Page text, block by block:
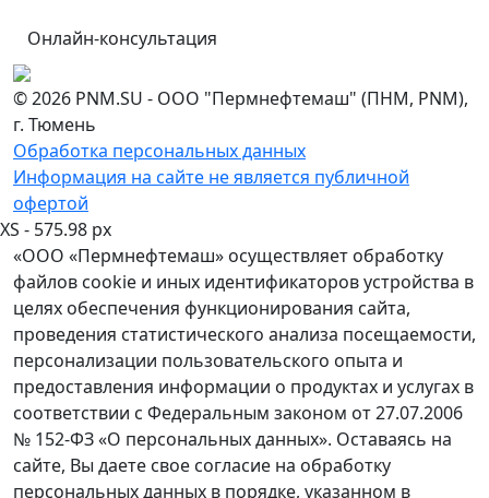
© 2026 PNM.SU - ООО "Пермнефтемаш" (ПНМ, PNM),
г. Тюмень
Обработка персональных данных
Информация на сайте не является публичной
офертой
Онлайн-консультация
XS - 575.98 px
«ООО «Пермнефтемаш» осуществляет обработку
файлов cookie и иных идентификаторов устройства в
целях обеспечения функционирования сайта,
проведения статистического анализа посещаемости,
персонализации пользовательского опыта и
предоставления информации о продуктах и услугах в
соответствии с Федеральным законом от 27.07.2006
№ 152-ФЗ «О персональных данных». Оставаясь на
сайте, Вы даете свое согласие на обработку
персональных данных в порядке, указанном в